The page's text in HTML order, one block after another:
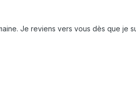
Je reviens vers vous dès que je